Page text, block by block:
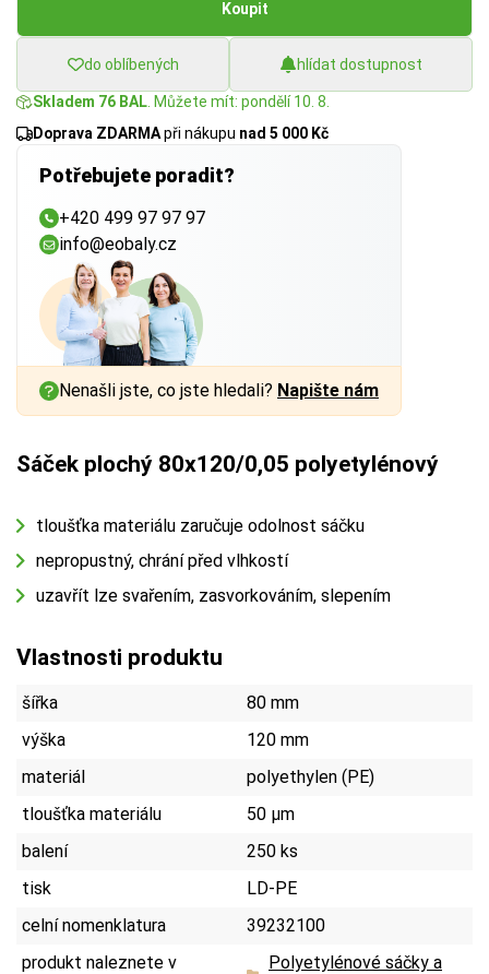
Koupit
do oblíbených hlídat dostupnost
Skladem 76 BAL . Můžete mít: pondělí 10. 8.
Doprava ZDARMApři nákupu nad 5 000 Kč
Potřebujete poradit?
+420 499 97 97 97
info@eobaly.cz
Nenašli jste, co jste hledali? Napište nám
Sáček plochý 80x120/0,05 polyetylénový
tloušťka materiálu zaručuje odolnost sáčku
nepropustný, chrání před vlhkostí
uzavřít lze svařením, zasvorkováním, slepením
Vlastnosti produktu
šířka
80 mm
výška
120 mm
materiál
polyethylen (PE)
tloušťka materiálu
50 µm
balení
250 ks
tisk
LD-PE
celní nomenklatura
39232100
produkt naleznete v
Polyetylénové sáčky a